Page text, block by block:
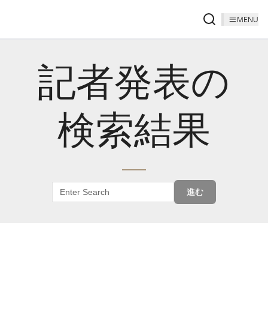
MENU
記者発表の
検索結果
進む